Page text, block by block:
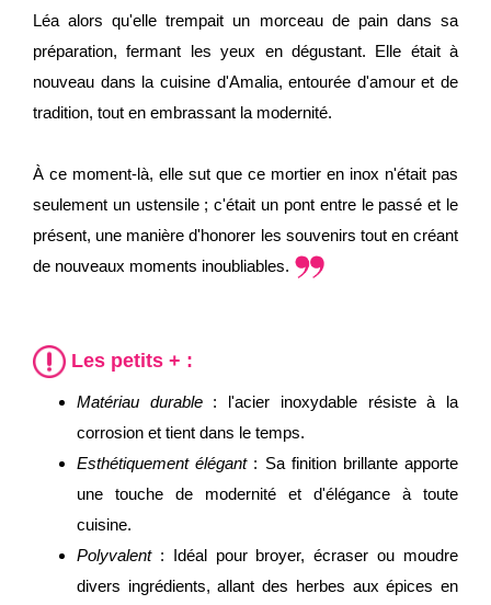
Léa alors qu'elle trempait un morceau de pain dans sa
préparation, fermant les yeux en dégustant. Elle était à
nouveau dans la cuisine d'Amalia, entourée d'amour et de
tradition, tout en embrassant la modernité.
À ce moment-là, elle sut que ce mortier en inox n'était pas
seulement un ustensile ; c'était un pont entre le passé et le
présent, une manière d'honorer les souvenirs tout en créant
de nouveaux moments inoubliables.
Les petits + :
Matériau durable: l'acier inoxydable résiste à la
corrosion et tient dans le temps.
Esthétiquement élégant: Sa finition brillante apporte
une touche de modernité et d'élégance à toute
cuisine.
Polyvalent : Idéal pour broyer, écraser ou moudre
divers ingrédients, allant des herbes aux épices en